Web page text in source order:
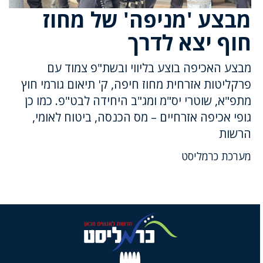
מבצע 'מניפה' של מחוז
חוף יצא לדרך
מבצע האכיפה בוצע בליווי ובשת"פ צמוד עם
פרקליטות אזרחית מחוז חיפה, ק' תיאום גורמי חוץ
מתפ"א, שוטרי יס"מ ומג"ב היחידה לבט"פ. כמו כן
גופי אכיפה אזרחיים – מס הכנסה, ביטוח לאומי,
הרשות
מערכת כרמליסט